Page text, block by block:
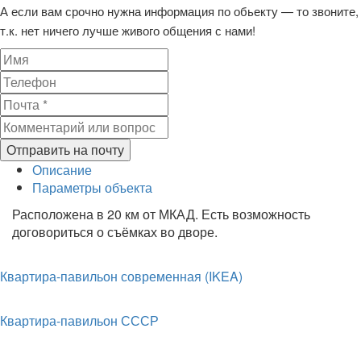
А если вам срочно нужна информация по обьекту — то звоните,
т.к. нет ничего лучше живого общения с нами!
Отправить на почту
Описание
Параметры объекта
Расположена в 20 км от МКАД. Есть возможность
договориться о съёмках во дворе.
Квартира-павильон современная (IKEA)
Квартира-павильон СССР